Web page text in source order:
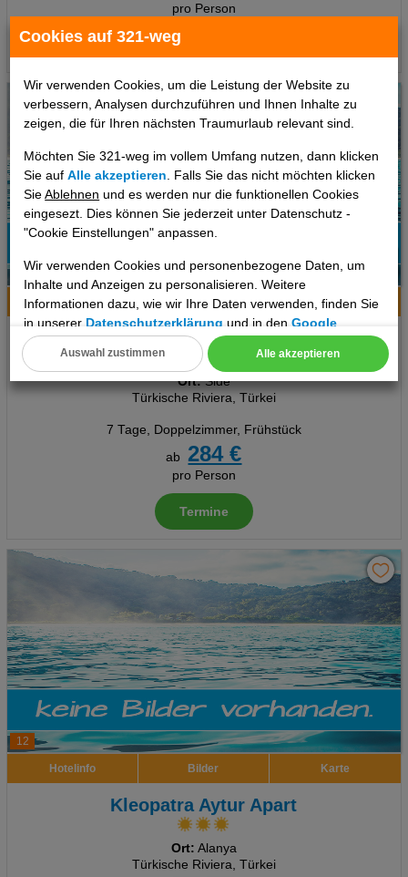
Cookies auf 321-weg
Wir verwenden Cookies, um die Leistung der Website zu
verbessern, Analysen durchzuführen und Ihnen Inhalte zu
zeigen, die für Ihren nächsten Traumurlaub relevant sind.
Möchten Sie 321-weg im vollem Umfang nutzen, dann klicken
Sie aufAlle akzeptieren . Falls Sie das nicht möchten klicken
SieAblehnen und es werden nur die funktionellen Cookies
eingesezt. Dies können Sie jederzeit unter Datenschutz -
"Cookie Einstellungen" anpassen.
Wir verwenden Cookies und personenbezogene Daten, um
Inhalte und Anzeigen zu personalisieren. Weitere
Informationen dazu, wie wir Ihre Daten verwenden, finden Sie
in unsererDatenschutzerklärung und in denGoogle
Datenschutz- und Nutzungsbedingungen
Cookie Einstellungen
Technische Cookies
Erweiterte Einstellungen
Alle akzeptieren
Auswahl zustimmen
pro Person
Termine
77%
Empfehlung
Hotelinfo Bilder Karte
Orient Apart Otel
Ort:Side
Türkische Riviera, Türkei
7 Tage, Doppelzimmer, Frühstück
ab
284 €
pro Person
Termine
12
Hotelinfo Bilder Karte
Kleopatra Aytur Apart
Ort: Alanya
Türkische Riviera, Türkei